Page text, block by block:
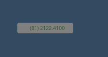
(81) 2122.4100